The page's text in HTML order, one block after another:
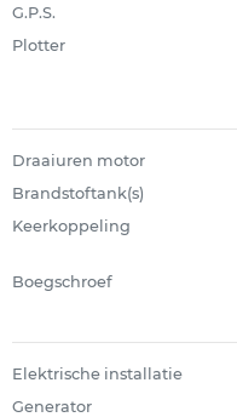
G.P.S.
Plotter
Draaiuren motor
Brandstoftank(s)
Keerkoppeling
Boegschroef
Elektrische installatie
Generator